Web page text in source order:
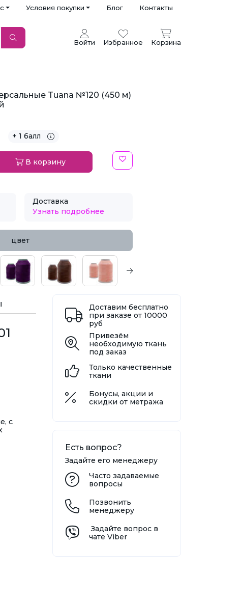
Условия покупки Блог Контакты
Войти Избранное Корзина
Tuana №120 (450 м)
+ 1 балл
В корзину
Доставка
Узнать подробнее
цвет
с
Доставим бесплатно
при заказе от 10000
руб
Привезём
необходимую ткань
под заказ
Только качественные
ткани
Бонусы, акции и
скидки от метража
Есть вопрос?
Задайте его менеджеру
Часто задаваемые
вопросы
Позвонить
менеджеру
Задайте вопрос в
чате Viber